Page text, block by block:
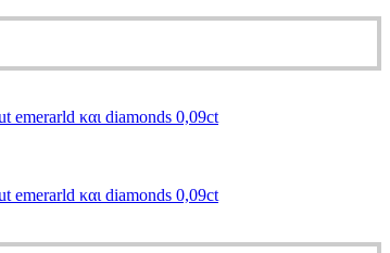
emerarld και diamonds 0,09ct
emerarld και diamonds 0,09ct